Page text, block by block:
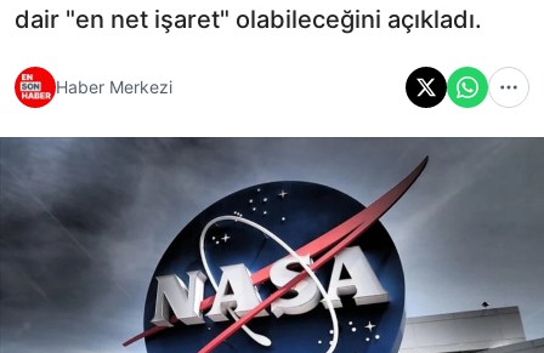
dair "en net işaret" olabileceğini açıkladı.
Haber Merkezi